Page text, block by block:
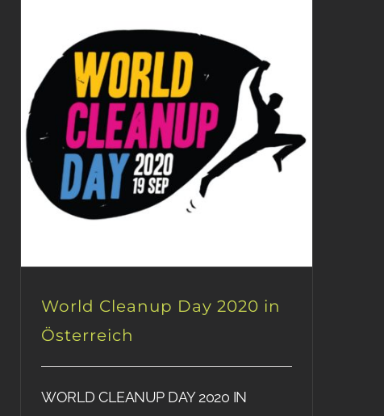
World Cleanup Day 2020 in
World Cleanup Day 2020 in
Österreich
WORLD CLEANUP DAY 2020 IN